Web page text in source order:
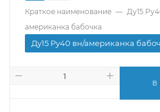
Краткое наименование — Ду15
американка бабочка
Ду15 Ру40 вн/американка
В